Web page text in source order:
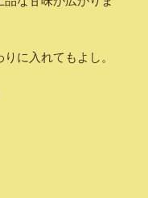
に入れてもよし。